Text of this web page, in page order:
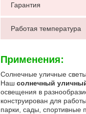
Гарантия
Работая температура
Применения:
Солнечные уличные
Наш солнечный
освещения в
конструирован для
парки, сады, спортивные